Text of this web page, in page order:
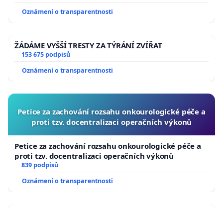
Oznámení o transparentnosti
ŽÁDÁME VYŠŠÍ TRESTY ZA TÝRÁNÍ ZVÍŘAT
153 675 podpisů
Oznámení o transparentnosti
Petice za zachování rozsahu onkourologické péče a
proti tzv. docentralizaci operačních výkonů
Petice za zachování rozsahu onkourologické péče a
proti tzv. docentralizaci operačních výkonů
839 podpisů
Oznámení o transparentnosti